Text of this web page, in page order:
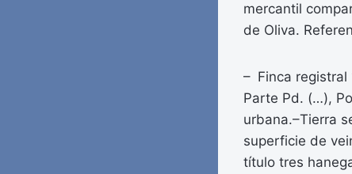
mercantil
de Oliva.
– Finca registral
Parte Pd. (…),
urbana.–Tierra
superficie de
título tres